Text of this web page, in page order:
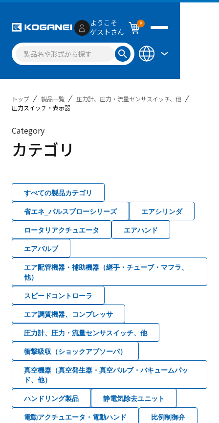
ようこそ
ゲストさん
0
トップ 製品一覧
圧力計、圧力・流量センサスイッチ、他
圧力スイッチ・表示器
Category
カテゴリ
すべての製品カテゴリ
省エネ_パルスブローシリーズ
エアシリンダ
ロータリアクチュエータ
エアハンド
エアバルブ
エア配管機器・補助機器（継手・チューブ・マフラ、
他）
スピードコントローラ
エア調質機器、コンプレッサ
圧力計、圧力・流量センサスイッチ、他
衝撃吸収（ショックアブソーバ）
真空機器（真空発生器・真空バルブ・バキュームパッ
ド、他）
ハンドリング製品
静電気除去ユニット
電動アクチュエータ・電動ハンド
比例制御弁